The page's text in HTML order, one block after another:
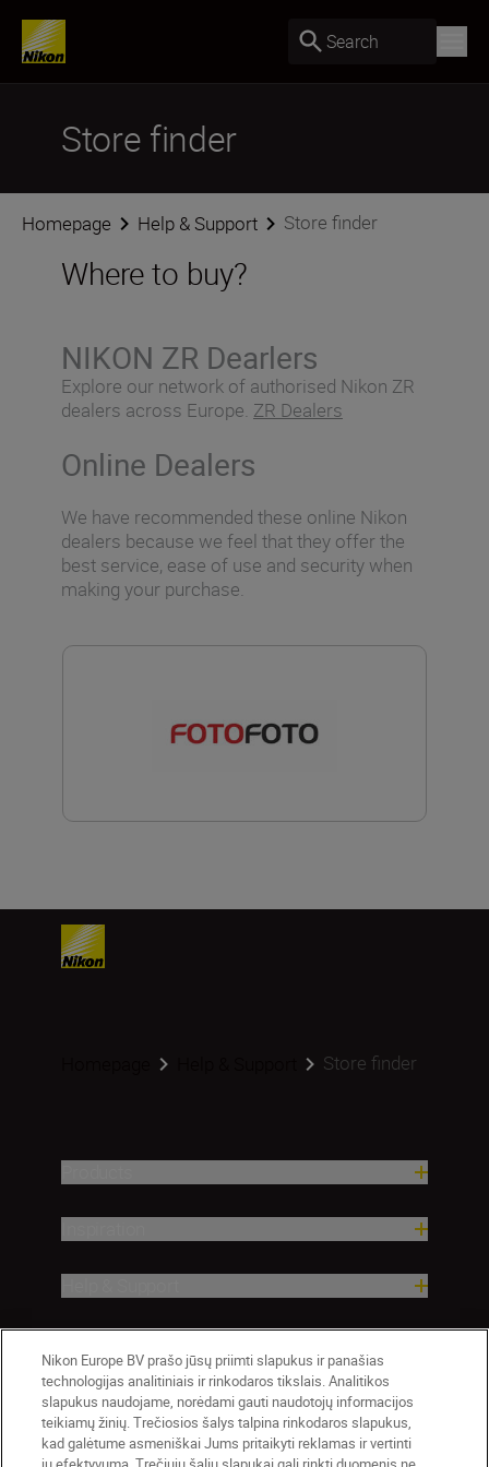
Search
Store finder
Homepage Help & Support Store finder
Where to buy?
NIKON ZR Dearlers
Explore our network of authorised Nikon ZR
dealers across Europe. ZR Dealers
Online Dealers
We have recommended these online Nikon
dealers because we feel that they offer the
best service, ease of use and security when
making your purchase.
Store finder
Nikon Europe BV prašo jūsų priimti slapukus ir panašias
technologijas analitiniais ir rinkodaros tikslais. Analitikos
slapukus naudojame, norėdami gauti naudotojų informacijos
teikiamų žinių. Trečiosios šalys talpina rinkodaros slapukus,
kad galėtume asmeniškai Jums pritaikyti reklamas ir vertinti